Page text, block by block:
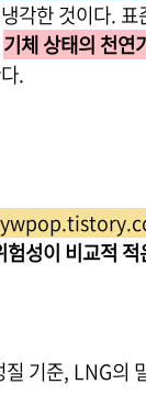
각한 것이다. 표
기체 상태의 천
.
성이 비교적 적
기준, LNG의